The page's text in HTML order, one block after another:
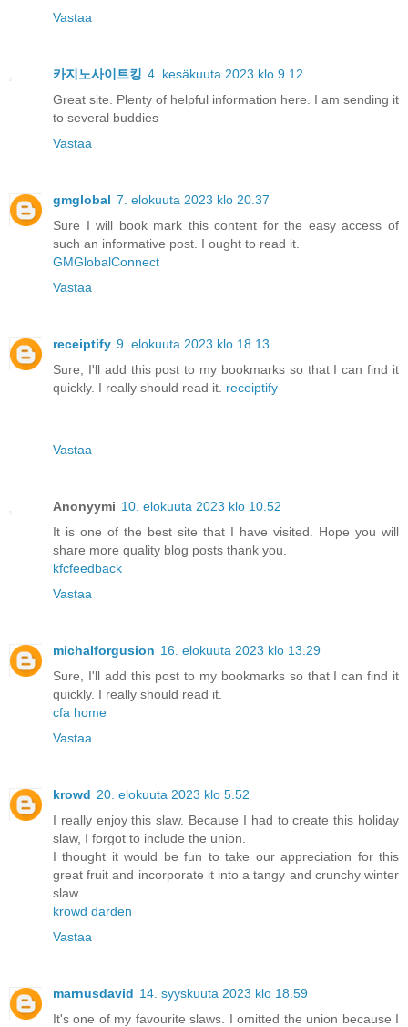
Vastaa
카지노사이트킹 4. kesäkuuta 2023 klo 9.12
Great site. Plenty of helpful information here. I am sending it
to several buddies
Vastaa
gmglobal 7. elokuuta 2023 klo 20.37
Sure I will book mark this content for the easy access of
such an informative post. I ought to read it.
GMGlobalConnect
Vastaa
receiptify 9. elokuuta 2023 klo 18.13
Sure, I'll add this post to my bookmarks so that I can find it
quickly. I really should read it. receiptify
Vastaa
Anonyymi 10. elokuuta 2023 klo 10.52
It is one of the best site that I have visited. Hope you will
share more quality blog posts thank you.
kfcfeedback
Vastaa
michalforgusion 16. elokuuta 2023 klo 13.29
Sure, I'll add this post to my bookmarks so that I can find it
quickly. I really should read it.
cfa home
Vastaa
krowd 20. elokuuta 2023 klo 5.52
I really enjoy this slaw. Because I had to create this holiday
slaw, I forgot to include the union.
I thought it would be fun to take our appreciation for this
great fruit and incorporate it into a tangy and crunchy winter
slaw.
krowd darden
Vastaa
marnusdavid 14. syyskuuta 2023 klo 18.59
It's one of my favourite slaws. I omitted the union because I